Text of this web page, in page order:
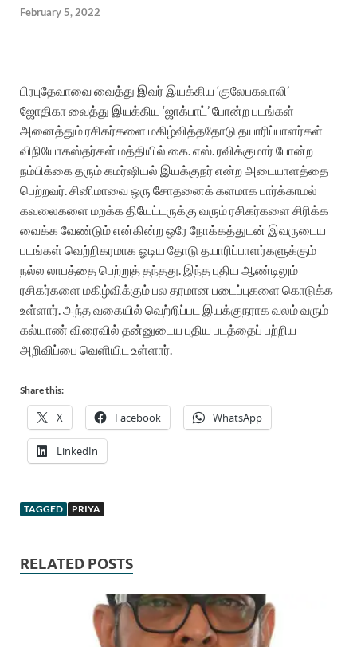
February 5, 2022
பிரபுதேவாவை வைத்து இவர் இயக்கிய ‘குலேபகவாலி’
ஜோதிகா வைத்து இயக்கிய ‘ஜாக்பாட்’ போன்ற படங்கள்
அனைத்தும் ரசிகர்களை மகிழ்வித்ததோடு தயாரிப்பாளர்கள்
விநியோகஸ்தர்கள் மத்தியில் கை. எஸ். ரவிக்குமார் போன்ற
நம்பிக்கை தரும் கமர்ஷியல் இயக்குநர் என்ற அடையாளத்தை
பெற்றவர். சினிமாவை ஒரு சோதனைக் களமாக பார்க்காமல்
கவலைகளை மறக்க தியேட்டருக்கு வரும் ரசிகர்களை சிரிக்க
வைக்க வேண்டும் என்கின்ற ஒரே நோக்கத்துடன் இவருடைய
படங்கள் வெற்றிகரமாக ஓடிய தோடு தயாரிப்பாளர்களுக்கும்
நல்ல லாபத்தை பெற்றுத் தந்தது. இந்த புதிய ஆண்டிலும்
ரசிகர்களை மகிழ்விக்கும் பல தரமான படைப்புகளை கொடுக்க
உள்ளார். அந்த வகையில் வெற்றிப்பட இயக்குநராக வலம் வரும்
கல்யாண் விரைவில் தன்னுடைய புதிய படத்தைப் பற்றிய
அறிவிப்பை வெளியிட உள்ளார்.
Share this:
X Facebook WhatsApp
LinkedIn
TAGGED PRIYA
RELATED POSTS